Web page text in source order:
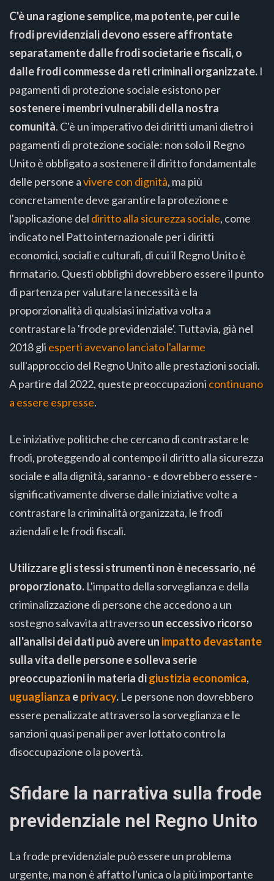
C'è una ragione semplice, ma potente, per cui le
frodi previdenziali devono essere affrontate
separatamente dalle frodi societarie e fiscali, o
dalle frodi commesse da reti criminali organizzate. I
pagamenti di protezione sociale esistono per
sostenere i membri vulnerabili della nostra
comunità. C'è un imperativo dei diritti umani dietro i
pagamenti di protezione sociale: non solo il Regno
Unito è obbligato a sostenere il diritto fondamentale
delle persone avivere con dignità, ma più
concretamente deve garantire la protezione e
l'applicazione del diritto alla sicurezza sociale, come
indicato nel Patto internazionale per i diritti
economici, sociali e culturali, di cui il Regno Unito è
firmatario. Questi obblighi dovrebbero essere il punto
di partenza per valutare la necessità e la
proporzionalità di qualsiasi iniziativa volta a
contrastare la 'frode previdenziale'. Tuttavia, già nel
2018 gli esperti avevano lanciato l'allarme
sull'approccio del Regno Unito alle prestazioni sociali.
A partire dal 2022, queste preoccupazioni continuano
a essere espresse.
Le iniziative politiche che cercano di contrastare le
frodi, proteggendo al contempo il diritto alla sicurezza
sociale e alla dignità, saranno - e dovrebbero essere -
significativamente diverse dalle iniziative volte a
contrastare la criminalità organizzata, le frodi
aziendali e le frodi fiscali.
Utilizzare gli stessi strumenti non è necessario, né
proporzionato. L'impatto della sorveglianza e della
criminalizzazione di persone che accedono a un
sostegno salvavita attraversoun eccessivo ricorso
all'analisi dei dati può avere un impatto devastante
sulla vita delle persone e solleva serie
preoccupazioni in materia digiustizia economica,
uguaglianza eprivacy. Le persone non dovrebbero
essere penalizzate attraverso la sorveglianza e le
sanzioni quasi penali per aver lottato contro la
disoccupazione o la povertà.
Sfidare la narrativa sulla frode
previdenziale nel Regno Unito
La frode previdenziale può essere un problema
urgente, ma non è affatto l'unica o la più importante